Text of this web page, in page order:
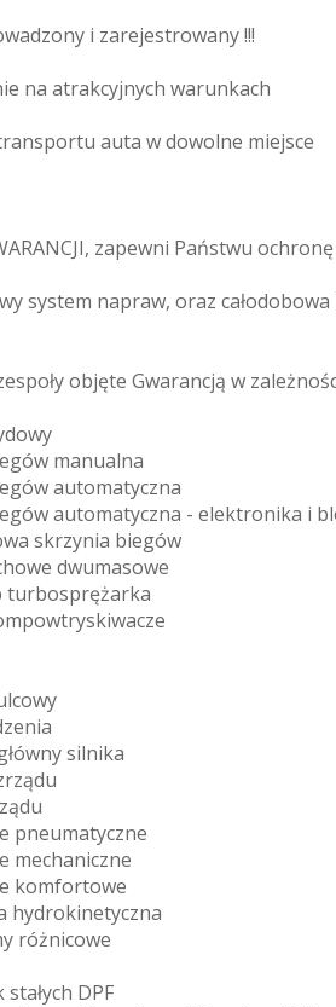
i zarejestrowany !!!
na atrakcyjnych warunkach
auta w dowolne miejsce
zapewni Państwu
system napraw, oraz
objęte Gwarancją w
manualna
automatyczna
automatyczna - elektronika i
skrzynia biegów
dwumasowe
turbosprężarka
silnika
pneumatyczne
mechaniczne
komfortowe
hydrokinetyczna
różnicowe
DPF